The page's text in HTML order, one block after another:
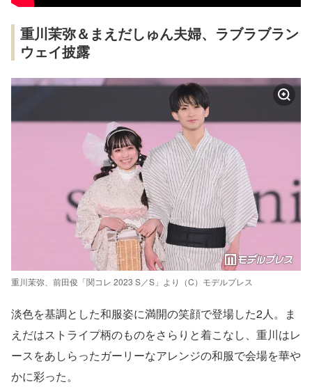
重川茉弥＆まえだしゅん夫婦、ラブラブラン
ウェイ披露
重川茉弥、前田俊「関コレ 2023 S／S」より（C）モデルプレス
淡色を基調とした和服姿に満開の笑顔で登場した2人。ま
えだはストライプ柄のものをさらりと着こなし、重川はレ
ースをあしらったガーリーなアレンジの和服で会場を華や
かに彩った。